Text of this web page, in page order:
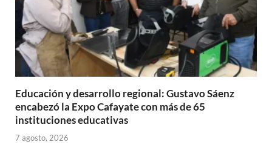
Educación y desarrollo regional: Gustavo Sáenz
encabezó la Expo Cafayate con más de 65
instituciones educativas
7 agosto, 2026